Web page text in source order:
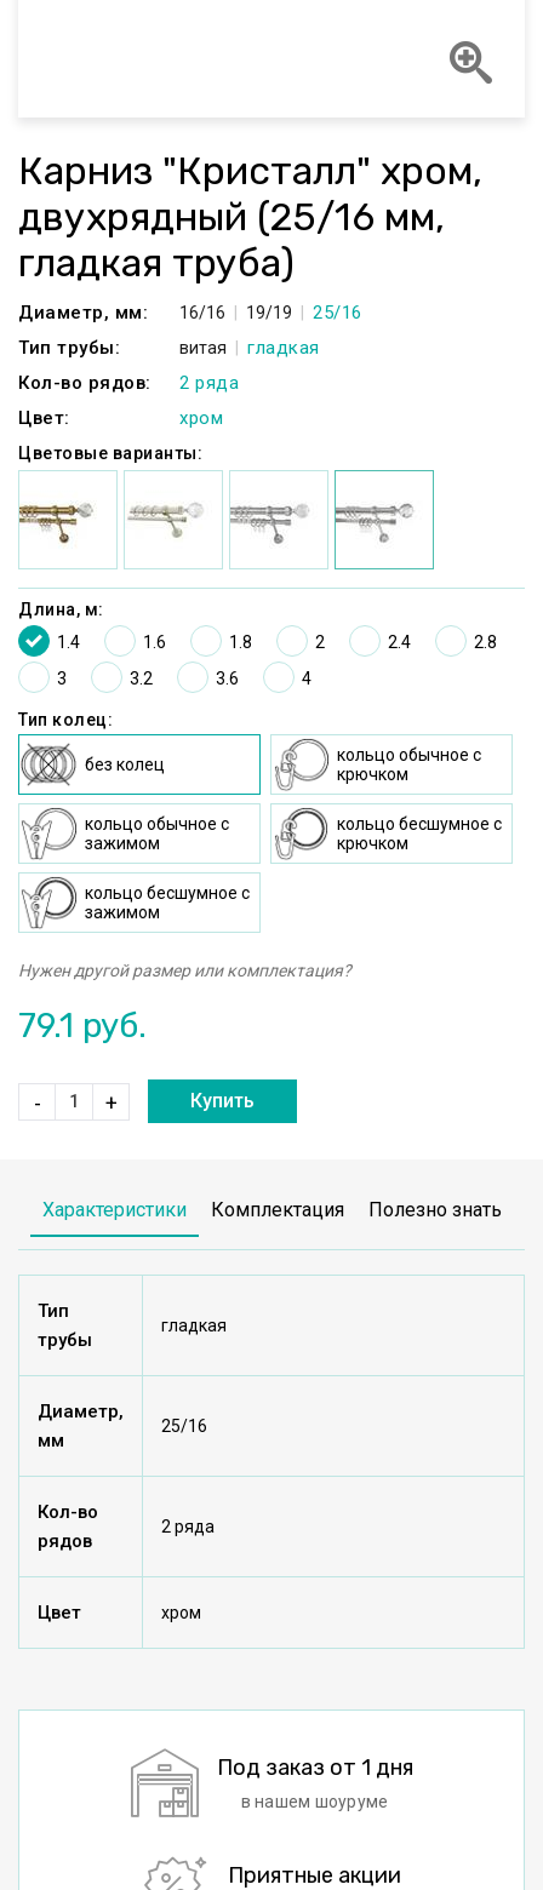
Карниз "Кристалл" хром,
двухрядный (25/16 мм,
гладкая труба)
Диаметр, мм: 16/16 19/19
25/16
Тип трубы:
витая
гладкая
Кол-во рядов:
2 ряда
Цвет:
хром
Цветовые варианты:
Длина, м:
1.4
1.6 1.8 2 2.4
2.8
3
3.2 3.6 4
Тип колец:
без колец
кольцо oбычное c
крючком
кольцо oбычное с
зажимом
кольцо бесшумное c
крючком
кольцо бесшумное с
зажимом
Нужен другой размер или комплектация?
79.1 руб.
- + Купить
Характеристики Комплектация Полезно знать
Тип
трубы
гладкая
Диаметр,
мм
25/16
Кол-во
рядов
2 ряда
Цвет хром
Под заказ от 1 дня
в нашем шоуруме
Приятные акции